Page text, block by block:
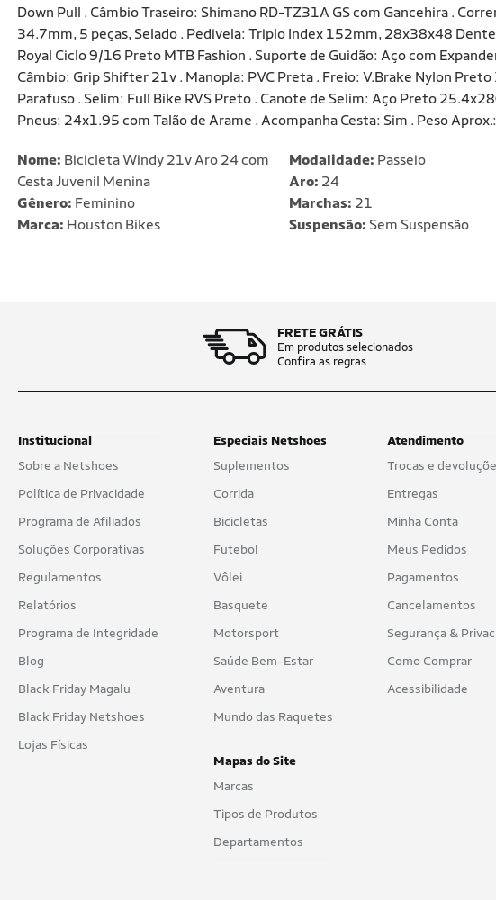
Down Pull . Câmbio Traseiro: Shimano RD-TZ31A GS com Gancehira .
34.7mm, 5 peças, Selado . Pedivela: Triplo Index 152mm, 28x38x48
Royal Ciclo 9/16 Preto MTB Fashion . Suporte de Guidão: Aço com
Câmbio: Grip Shifter 21v . Manopla: PVC Preta . Freio: V.Brake Nylon
Parafuso . Selim: Full Bike RVS Preto . Canote de Selim: Aço Preto
Pneus: 24x1.95 com Talão de Arame . Acompanha Cesta: Sim . Peso
Nome: Bicicleta Windy 21v Aro 24 com
Cesta Juvenil Menina
Gênero: Feminino
Marca: Houston Bikes
Modalidade: Passeio
Aro: 24
Marchas: 21
Suspensão: Sem Suspensão
FRETE GRÁTIS
Em produtos selecionados
Confira as regras
Institucional
Sobre a Netshoes
Política de Privacidade
Programa de Afiliados
Soluções Corporativas
Regulamentos
Relatórios
Programa de Integridade
Blog
Black Friday Magalu
Black Friday Netshoes
Lojas Físicas
Especiais Netshoes
Suplementos
Corrida
Bicicletas
Futebol
Vôlei
Basquete
Motorsport
Saúde Bem-Estar
Aventura
Mundo das Raquetes
Mapas do Site
Marcas
Tipos de Produtos
Departamentos
Atendimento
Trocas e
Entregas
Minha Conta
Meus Pedidos
Pagamentos
Cancelamentos
Segurança &
Como Comprar
Acessibilidade